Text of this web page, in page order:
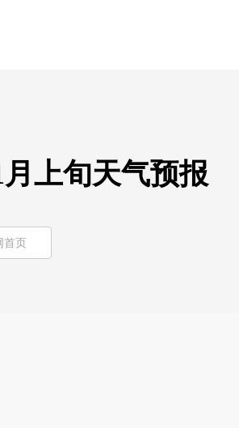
上旬天气预报
页